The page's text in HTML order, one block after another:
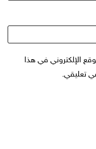
الإلكتروني في هذا
تعليقي.